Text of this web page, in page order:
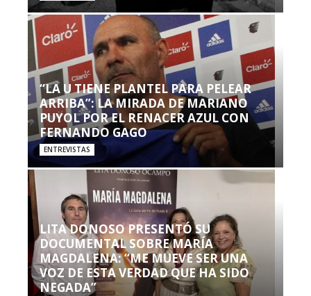
“LA U TIENE PLANTEL PARA PELEAR
ARRIBA”: LA MIRADA DE MARIANO
PUYOL POR EL RENACER AZUL CON
FERNANDO GAGO
ENTREVISTAS
LITA DONOSO PRESENTÓ SU
DOCUMENTAL SOBRE MARÍA
MAGDALENA: “ME MUEVE SER UNA
VOZ DE ESTA VERDAD QUE HA SIDO
NEGADA”